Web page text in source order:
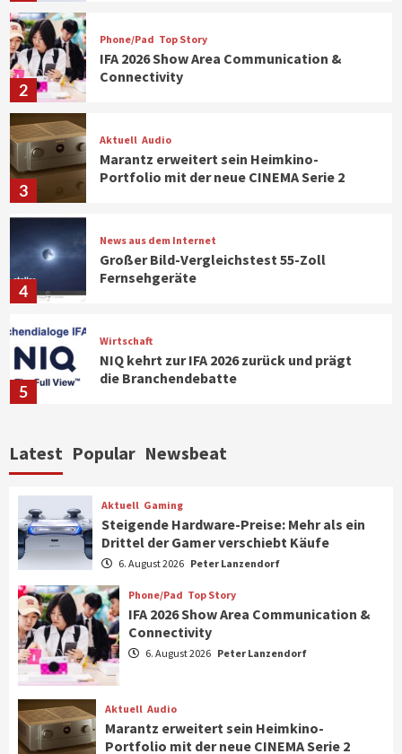
2
Phone/Pad Top Story
IFA 2026 Show Area Communication &
Connectivity
3
Aktuell Audio
Marantz erweitert sein Heimkino-
Portfolio mit der neue CINEMA Serie 2
4
News aus dem Internet
Großer Bild-Vergleichstest 55-Zoll
Fernsehgeräte
5
Wirtschaft
NIQ kehrt zur IFA 2026 zurück und prägt
die Branchendebatte
6
CHERRY baut Vertriebsteam in
7
Smart Living Top Story
Verbraucher setzen immer mehr auf
1
Aktuell Gaming
Steigende Hardware-Preise: Mehr als ein
Drittel der Gamer verschiebt Käufe
Phone/Pad Top Story
Latest Popular Newsbeat
Aktuell Gaming
Steigende Hardware-Preise: Mehr als ein
Drittel der Gamer verschiebt Käufe
6. August 2026 Peter Lanzendorf
Phone/Pad Top Story
IFA 2026 Show Area Communication &
Connectivity
6. August 2026 Peter Lanzendorf
Aktuell Audio
Marantz erweitert sein Heimkino-
Portfolio mit der neue CINEMA Serie 2